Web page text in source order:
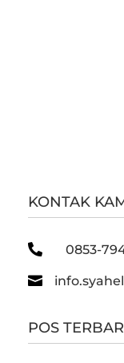
KONTAK
 0853-

POS